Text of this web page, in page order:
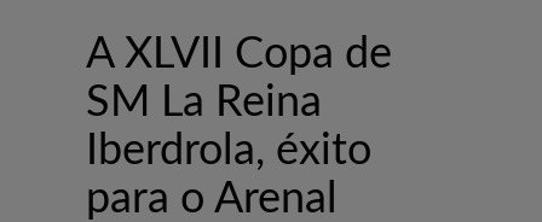
A XLVII Copa de
SM La Reina
Iberdrola, éxito
para o Arenal